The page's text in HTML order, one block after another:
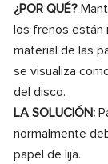
¿POR QUÉ?
los frenos están
material de las
se visualiza
del disco.
LA SOLUCIÓN:
normalmente
papel de lija.